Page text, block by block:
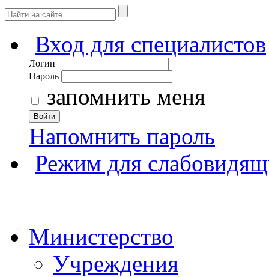
Вход для специалистов
Логин
Пароль
запомнить меня
Войти
Напомнить пароль
Режим для
Министерство
Учреждения